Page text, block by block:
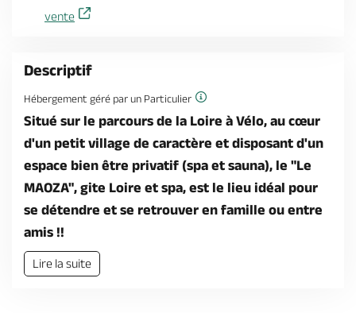
vente
Descriptif
Hébergement géré par un Particulier
Situé sur le parcours de la Loire à Vélo, au cœur
d'un petit village de caractère et disposant d'un
espace bien être privatif (spa et sauna), le "Le
MAOZA", gite Loire et spa, est le lieu idéal pour
se détendre et se retrouver en famille ou entre
amis !!
Lire la suite